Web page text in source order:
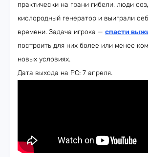
практически на грани гибели, люди
кислородный генератор и выиграли
времени. Задача игрока — спасти
построить для них более или менее
новых условиях.
Дата выхода на PC: 7 апреля.